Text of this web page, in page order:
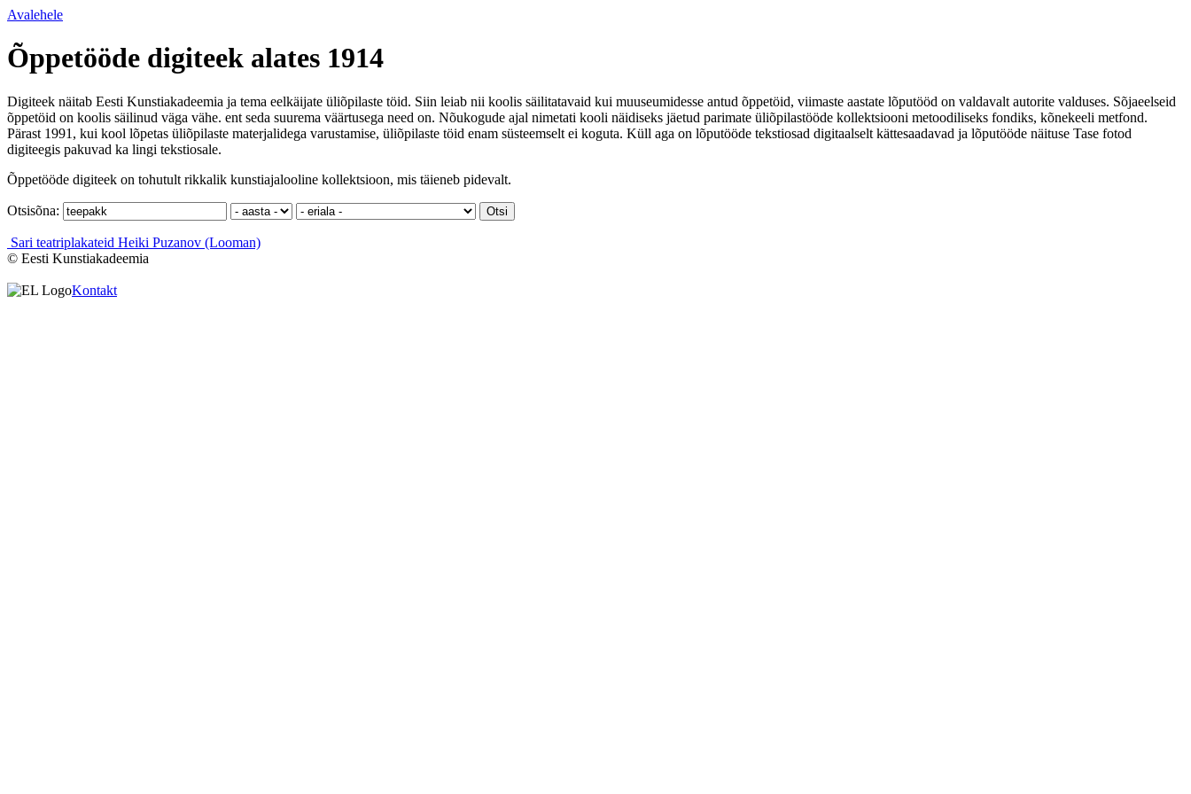
Avalehele
Õppetööde digiteek alates 1914
Digiteek näitab Eesti Kunstiakadeemia ja tema eelkäijate üliõpilaste töid. Siin leiab nii koolis säilitatavaid kui muuseumidesse antud õppetöid, viimaste aastate lõputööd on valdavalt autorite valduses. Sõjaeelseid
õppetöid on koolis säilinud väga vähe. ent seda suurema väärtusega need on. Nõukogude ajal nimetati kooli näidiseks jäetud parimate üliõpilastööde kollektsiooni metoodiliseks fondiks, kõnekeeli metfond.
Pärast 1991, kui kool lõpetas üliõpilaste materjalidega varustamise, üliõpilaste töid enam süsteemselt ei koguta. Küll aga on lõputööde tekstiosad digitaalselt kättesaadavad ja lõputööde näituse Tase fotod
digiteegis pakuvad ka lingi tekstiosale.
Õppetööde digiteek on tohutult rikkalik kunstiajalooline kollektsioon, mis täieneb pidevalt.
Otsisõna:
Sari teatriplakateid Heiki Puzanov (Looman)
© Eesti Kunstiakadeemia
Kontakt